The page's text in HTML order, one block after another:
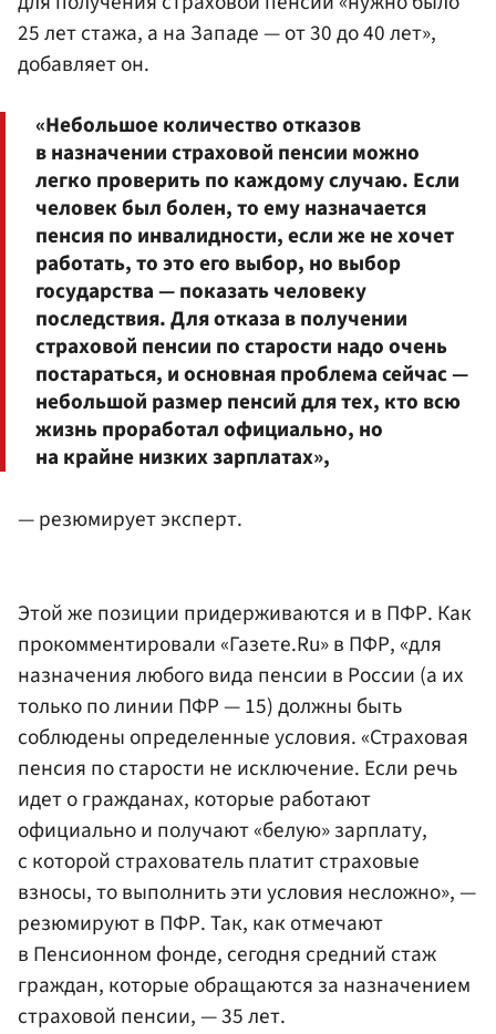
25 лет стажа, а на Западе — от 30 до 40 лет»,
добавляет он.
«Небольшое количество отказов
в назначении страховой пенсии можно
легко проверить по каждому случаю. Если
человек был болен, то ему назначается
пенсия по инвалидности, если же не хочет
работать, то это его выбор, но выбор
государства — показать человеку
последствия. Для отказа в получении
страховой пенсии по старости надо очень
постараться, и основная проблема сейчас —
небольшой размер пенсий для тех, кто всю
жизнь проработал официально, но
на крайне низких зарплатах»,
— резюмирует эксперт.
Этой же позиции придерживаются и в ПФР. Как
прокомментировали «Газете.Ru» в ПФР, «для
назначения любого вида пенсии в России (а их
только по линии ПФР — 15) должны быть
соблюдены определенные условия. «Страховая
пенсия по старости не исключение. Если речь
идет о гражданах, которые работают
официально и получают «белую» зарплату,
с которой страхователь платит страховые
взносы, то выполнить эти условия несложно», —
резюмируют в ПФР. Так, как отмечают
в Пенсионном фонде, сегодня средний стаж
граждан, которые обращаются за назначением
страховой пенсии, — 35 лет.